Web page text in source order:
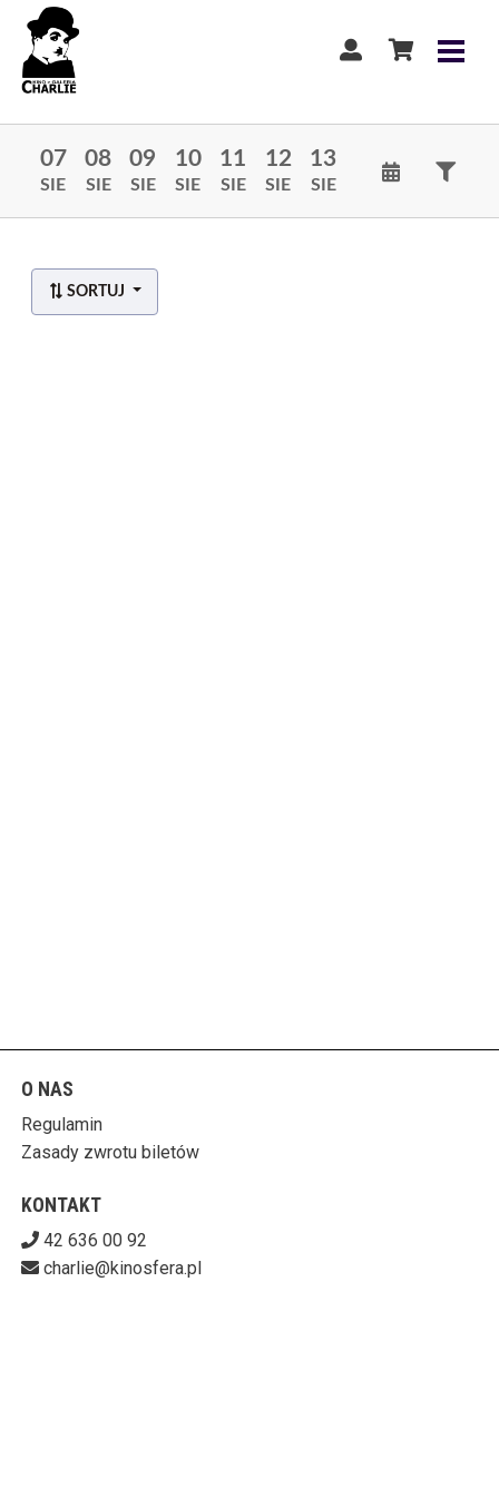
07
SIE
08
SIE
09
SIE
10
SIE
11
SIE
12
SIE
13
SIE
SORTUJ
O NAS
Regulamin
Zasady zwrotu biletów
KONTAKT
42 636 00 92
charlie@kinosfera.pl